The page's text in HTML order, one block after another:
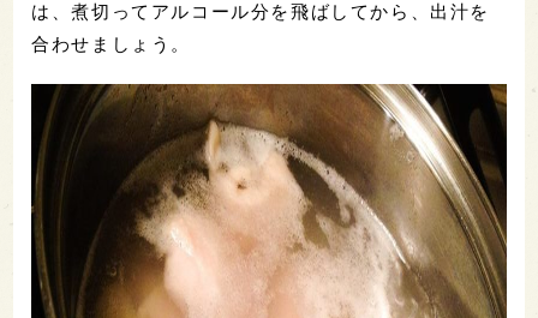
は、煮切ってアルコール分を飛ばしてから、出汁を
合わせましょう。